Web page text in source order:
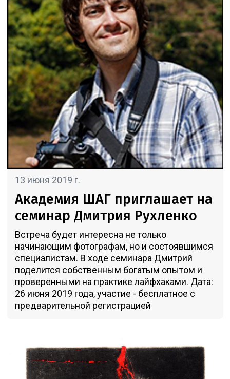
13 июня 2019 г.
Академия ШАГ приглашает на
семинар Дмитрия Рухленко
Встреча будет интересна не только
начинающим фотографам, но и состоявшимся
специалистам. В ходе семинара Дмитрий
поделится собственным богатым опытом и
проверенными на практике лайфхаками. Дата:
26 июня 2019 года, участие - бесплатное с
предварительной регистрацией